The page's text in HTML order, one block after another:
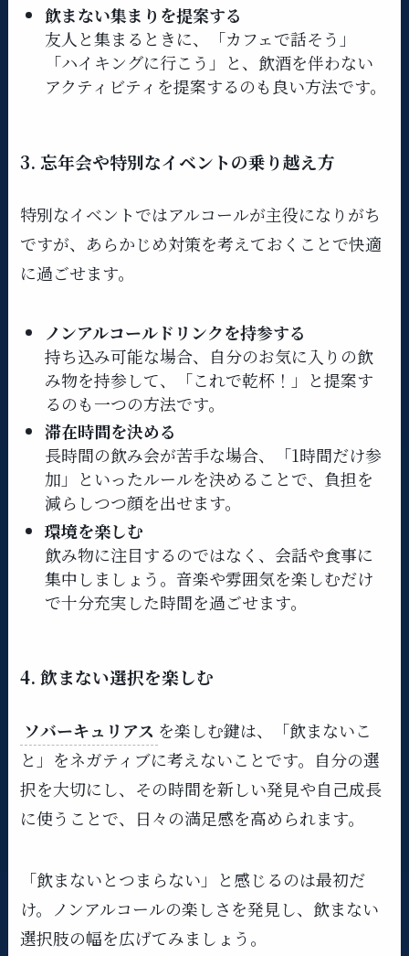
飲まない集まりを提案する
友人と集まるときに、「カフェで話そう」
「ハイキングに行こう」と、飲酒を伴わない
アクティビティを提案するのも良い方法です。
3. 忘年会や特別なイベントの乗り越え方
特別なイベントではアルコールが主役になりがち
ですが、あらかじめ対策を考えておくことで快適
に過ごせます。
ノンアルコールドリンクを持参する
持ち込み可能な場合、自分のお気に入りの飲
み物を持参して、「これで乾杯！」と提案す
るのも一つの方法です。
滞在時間を決める
長時間の飲み会が苦手な場合、「1時間だけ参
加」といったルールを決めることで、負担を
減らしつつ顔を出せます。
環境を楽しむ
飲み物に注目するのではなく、会話や食事に
集中しましょう。音楽や雰囲気を楽しむだけ
で十分充実した時間を過ごせます。
4. 飲まない選択を楽しむ
ソバーキュリアス を楽しむ鍵は、「飲まないこ
と」をネガティブに考えないことです。自分の選
択を大切にし、その時間を新しい発見や自己成長
に使うことで、日々の満足感を高められます。
「飲まないとつまらない」と感じるのは最初だ
け。ノンアルコールの楽しさを発見し、飲まない
選択肢の幅を広げてみましょう。